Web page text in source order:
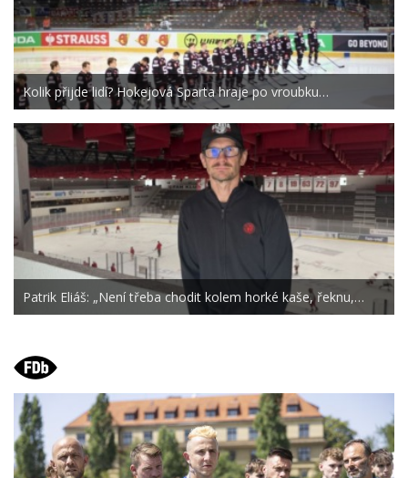
Kolik přijde lidí? Hokejová Sparta hraje po vroubku…
Patrik Eliáš: „Není třeba chodit kolem horké kaše, řeknu,…